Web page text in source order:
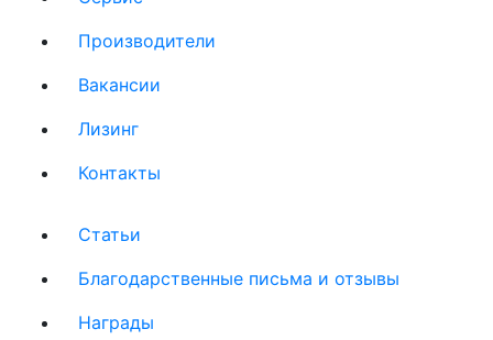
Производители
Вакансии
Лизинг
Контакты
Статьи
Благодарственные письма и отзывы
Награды